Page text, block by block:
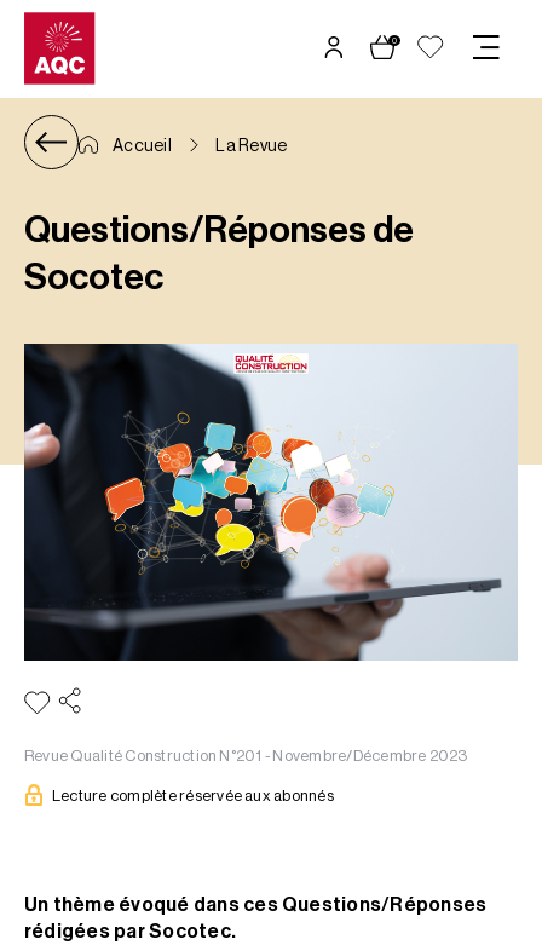
Panneau de gestion des cookies
0
Accueil La Revue
Questions/Réponses de
Socotec
Revue Qualité Construction N°201 - Novembre/Décembre 2023
Lecture complète réservée aux abonnés
Un thème évoqué dans ces Questions/Réponses
rédigées par Socotec.